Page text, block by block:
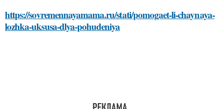
https://sovremennayamama.ru/stati/pomogaet-li-chaynaya-
lozhka-uksusa-dlya-pohudeniya